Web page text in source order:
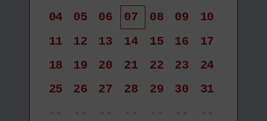
04
05 06 07 08 09
10
11
12 13 14 15 16
17
18
19 20 21 22 23
24
25
26 27 28 29 30
31
--
-- -- -- -- -- --